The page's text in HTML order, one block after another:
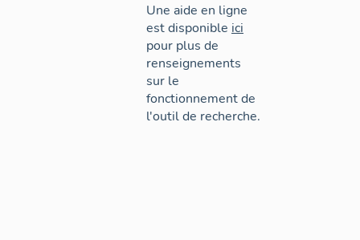
Une aide en ligne
est disponible ici
pour plus de
renseignements
sur le
fonctionnement de
l'outil de recherche.